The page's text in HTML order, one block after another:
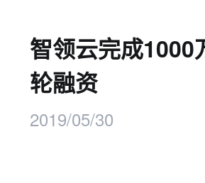
智领云完成
轮融资
2019/05/30